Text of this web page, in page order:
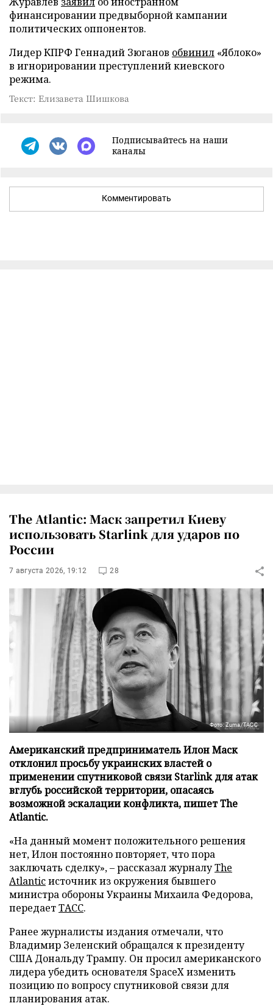
финансировании предвыборной кампании
политических оппонентов.
Лидер КПРФ Геннадий Зюганов обвинил «Яблоко»
в игнорировании преступлений киевского
режима.
Текст: Елизавета Шишкова
Подписывайтесь на наши
каналы
Комментировать
The Atlantic: Маск запретил Киеву
использовать Starlink для ударов по
России
7 августа 2026, 19:12 28
Фото: Zuma/ТАСС
Американский предприниматель Илон Маск
отклонил просьбу украинских властей о
применении спутниковой связи Starlink для атак
вглубь российской территории, опасаясь
возможной эскалации конфликта, пишет The
Atlantic.
«На данный момент положительного решения
нет, Илон постоянно повторяет, что пора
заключать сделку», – рассказал журналуThe
Atlanticисточник из окружения бывшего
министра обороны Украины Михаила Федорова,
передаетТАСС.
Ранее журналисты издания отмечали, что
Владимир Зеленский обращался к президенту
США Дональду Трампу. Он просил американского
лидера убедить основателя SpaceX изменить
позицию по вопросу спутниковой связи для
планирования атак.